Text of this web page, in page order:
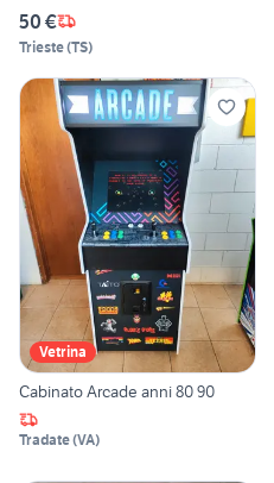
50 €
Trieste(TS)
Vetrina
Cabinato Arcade anni 80 90
Tradate(VA)